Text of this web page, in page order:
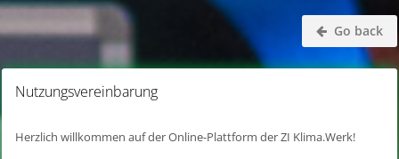
Go back
Nutzungsvereinbarung
Herzlich willkommen auf der Online-Plattform der ZI Klima.Werk!